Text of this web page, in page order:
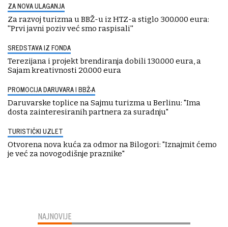
ZA NOVA ULAGANJA
Za razvoj turizma u BBŽ-u iz HTZ-a stiglo 300.000 eura:
''Prvi javni poziv već smo raspisali''
SREDSTAVA IZ FONDA
Terezijana i projekt brendiranja dobili 130.000 eura, a
Sajam kreativnosti 20.000 eura
PROMOCIJA DARUVARA I BBŽ-A
Daruvarske toplice na Sajmu turizma u Berlinu: "Ima
dosta zainteresiranih partnera za suradnju"
TURISTIČKI UZLET
Otvorena nova kuća za odmor na Bilogori: "Iznajmit ćemo
je već za novogodišnje praznike"
NAJNOVIJE